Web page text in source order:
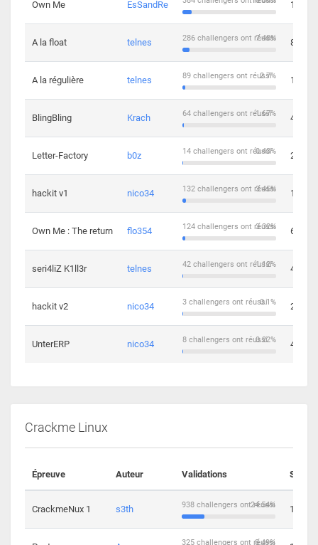
Own Me EsSandRe 13
A la float telnes 7.48%
286 challengers ont réussi 8
A la régulière telnes 2.7%
89 challengers ont réussi 10
BlingBling Krach 1.67%
64 challengers ont réussi 4
Letter-Factory b0z 0.43%
14 challengers ont réussi 2
hackit v1 nico34 3.45%
132 challengers ont réussi 12
Own Me : The return flo354 3.32%
124 challengers ont réussi 6
seri4liZ K1ll3r telnes 1.12%
42 challengers ont réussi 4
hackit v2 nico34 0.1%
3 challengers ont réussi 2
UnterERP nico34 0.22%
8 challengers ont réussi 4
Crackme Linux
Épreuve Auteur Validations
CrackmeNux 1 s3th 24.54%
938 challengers ont réussi 14
8.49%
325 challengers ont réussi